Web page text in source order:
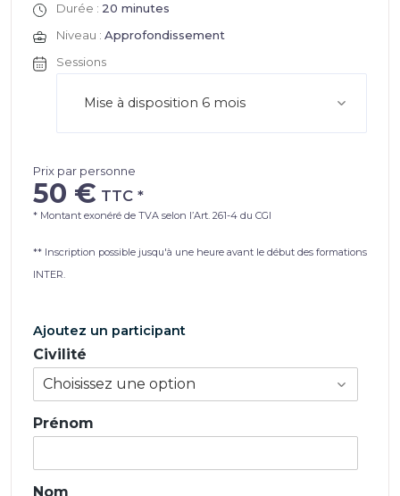
Durée : 20 minutes
Niveau : Approfondissement
Sessions
Prix par personne
50 €
* Montant exonéré de TVA selon l’Art. 261-4 du CGI
** Inscription possible jusqu'à une heure avant le début des formations
INTER.
Ajoutez un participant
Civilité
Prénom
Nom